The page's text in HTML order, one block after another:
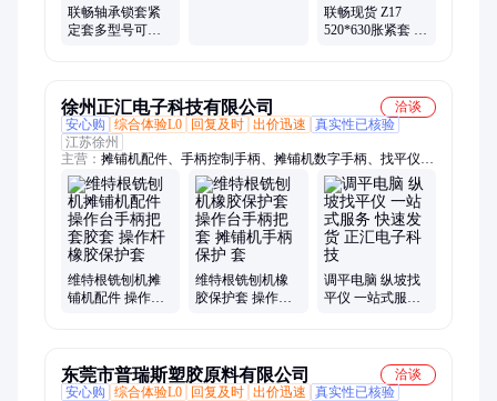
联畅轴承锁套紧
定套多型号可选
联畅现货 Z17
520*630胀紧套 矿
徐州正汇电子科技有限公司
洽谈
安心购
综合体验L0 回复及时 出价迅速
真实性已核验
江苏徐州
主营： 摊铺机配件、手柄控制手柄、摊铺机数字手柄、找平仪、
边控盒、横坡仪、36束平衡梁、电源总开关、拉绳传感器、空气
滤、铣刨机保护装置滑轨、震荡驱动皮带、发动机下水管
维特根铣刨机摊
铺机配件 操作台
维特根铣刨机橡
胶保护套 操作台
调平电脑 纵坡找
平仪 一站式服务
东莞市普瑞斯塑胶原料有限公司
洽谈
安心购
综合体验L0 回复及时 出价迅速
真实性已核验